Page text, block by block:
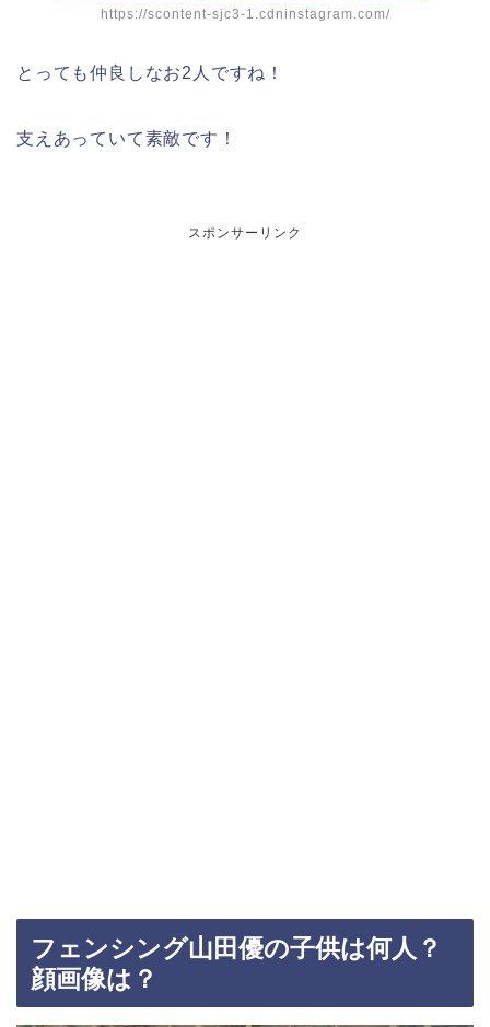
https://scontent-sjc3-1.cdninstagram.com/
とっても仲良しなお2人ですね！
支えあっていて素敵です！
スポンサーリンク
フェンシング山田優の子供は何人？
顔画像は？